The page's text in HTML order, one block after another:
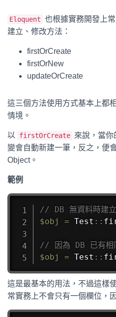
Eloquent 也根據實務開發上
建立、修改方法：
firstOrCreate
firstOrNew
updateOrCreate
這三個方法使用方式基本上都
情境。
以 firstOrCreate 來說，當你
變會自動新建一筆，反之，便
Object。
範例
// DB 無資料時建
$obj
= Test ::
// 因為 DB 已有相
$obj
= Test ::
這是最基本的用法，不過這樣
常實務上不會只有一個欄位，